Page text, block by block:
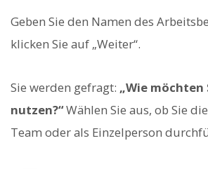
Geben Sie den Namen des
klicken Sie auf „Weiter“.
Sie werden gefragt: „Wie
nutzen?“Wählen Sie aus, ob Sie
Team oder als Einzelperson